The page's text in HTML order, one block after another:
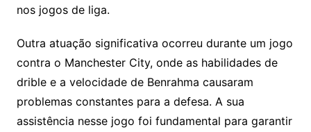
nos jogos de liga.
Outra atuação significativa ocorreu durante um jogo
contra o Manchester City, onde as habilidades de
drible e a velocidade de Benrahma causaram
problemas constantes para a defesa. A sua
assistência nesse jogo foi fundamental para garantir